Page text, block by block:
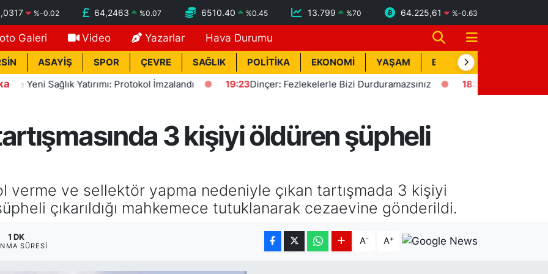
%-0.02 64,2463 %0.07 6510.40 %0.45 13.799 %70 64.225,61 %-0.63
Galeri Video Yazarlar Hava Durumu
ASAYİŞ SPOR ÇEVRE SAĞLIK POLİTİKA EKONOMİ YAŞAM BİK İLAN
Sağlık Yatırımı: Protokol İmzalandı 19:23 Dinçer: Fezlekelerle Bizi Durduramazsınız 18:57 Erdemli'de Deprem!
3 kişiyi öldüren şüpheli
verme ve sellektör yapma nedeniyle çıkan tartışmada 3 kişiyi
çıkarıldığı mahkemece tutuklanarak cezaevine gönderildi.
1 DK
SÜRESI A- A+